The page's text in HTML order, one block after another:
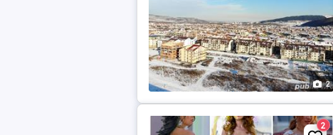
2
2